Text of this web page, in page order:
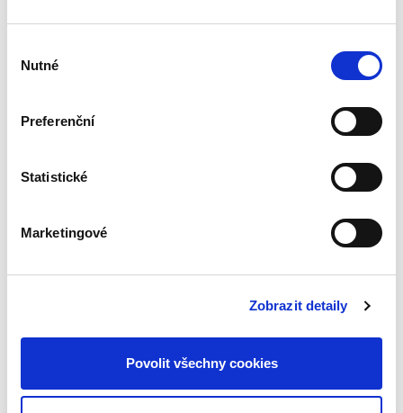
souhlasu
Nutné
Preferenční
Statistické
Marketingové
Zobrazit detaily
Povolit všechny cookies
,Daniel Lála
Před účinností zákona o obchodních
„zakládajících členů“ autorského kolektivu a
soukromého